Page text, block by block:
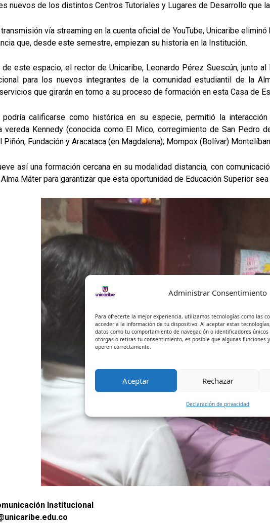
Administrar Consentimiento
Para ofrecerte la mejor experiencia, utilizamos tecnologías como las
acceder a la información de tu dispositivo. Al aceptar estas
datos como tu comportamiento de navegación o identificadores
otorgas o retiras tu consentimiento, es posible que algunas funciones
operen correctamente.
Aceptar Rechazar
Declaración de privacidad
nuevos de los distintos Centros Tutoriales y Lugares de Desarrollo que
vía streaming en la cuenta oficial de YouTube, Unicaribe
que, desde este semestre, empiezan su historia en la Institución.
de este espacio, el rector de Unicaribe, Leonardo Pérez Suescún, junto
para los nuevos integrantes de la comunidad estudiantil de la
que girarán en torno a su proceso de formación en esta Casa de
calificarse como histórica en su especie, permitió la
vereda Kennedy (conocida como El Mico, corregimiento de San Pedro
Piñón, Fundación y Aracataca (en Magdalena); Mompox (Bolívar)
así una formación cercana en su modalidad distancia, con
Máter para garantizar que esta oportunidad de Educación Superior
Institucional